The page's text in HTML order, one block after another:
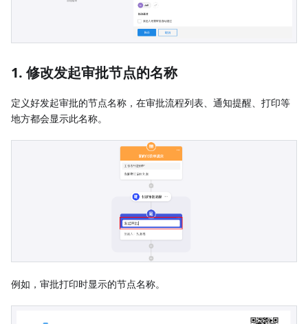
1. 修改发起审批节点的名称
定义好发起审批的节点名称，在审批流程列表、通知提醒、打印等
地方都会显示此名称。
例如，审批打印时显示的节点名称。